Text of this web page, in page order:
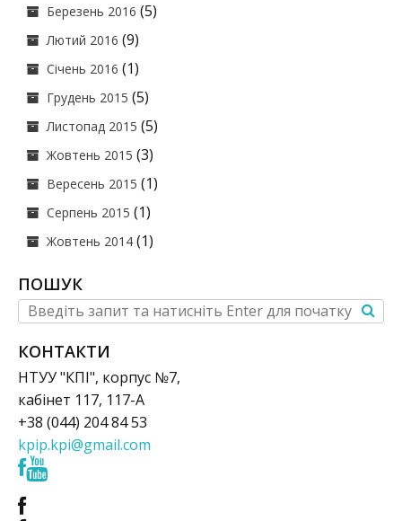
Березень 2016 (5)
Лютий 2016 (9)
Січень 2016 (1)
Грудень 2015 (5)
Листопад 2015 (5)
Жовтень 2015 (3)
Вересень 2015 (1)
Серпень 2015 (1)
Жовтень 2014 (1)
ПОШУК
КОНТАКТИ
НТУУ "КПІ", корпус №7,
кабінет 117, 117-А
+38 (044) 204 84 53
kpip.kpi@gmail.com